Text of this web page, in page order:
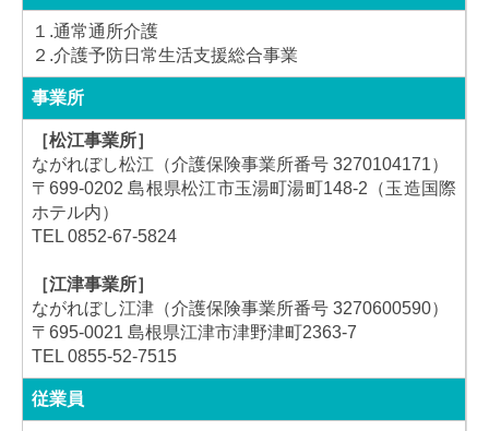
１.通常通所介護
２.介護予防日常生活支援総合事業
事業所
［松江事業所］
ながれぼし松江（介護保険事業所番号 3270104171）
〒699-0202 島根県松江市玉湯町湯町148-2（玉造国際
ホテル内）
TEL 0852-67-5824
［江津事業所］
ながれぼし江津（介護保険事業所番号 3270600590）
〒695-0021 島根県江津市津野津町2363-7
TEL 0855-52-7515
従業員